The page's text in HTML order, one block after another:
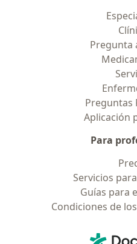
Pregunta
Preguntas
Aplicación
Para
Servicios
Guías para
Condiciones de